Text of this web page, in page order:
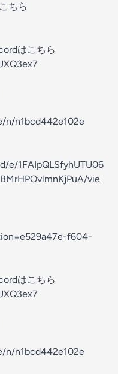
ちら
はこちら
n/n1bcd442e102e
e/1FAIpQLSfyhUTU06
vie
f604-
はこちら
n/n1bcd442e102e